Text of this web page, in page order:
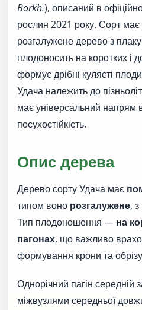
Borkh.), описаний в
рослин 2021 року. Сорт
розгалужене дерево з
плодоносить на коротких і
формує дрібні кулясті
Удача належить до
має універсальний напрям
посухостійкість.
Опис дерева
Дерево сорту Удача має
типом воно розгалужене, з
Тип плодоношення — на
пагонах, що важливо
формування крони та
Однорічний пагін середній
міжвузлями середньої